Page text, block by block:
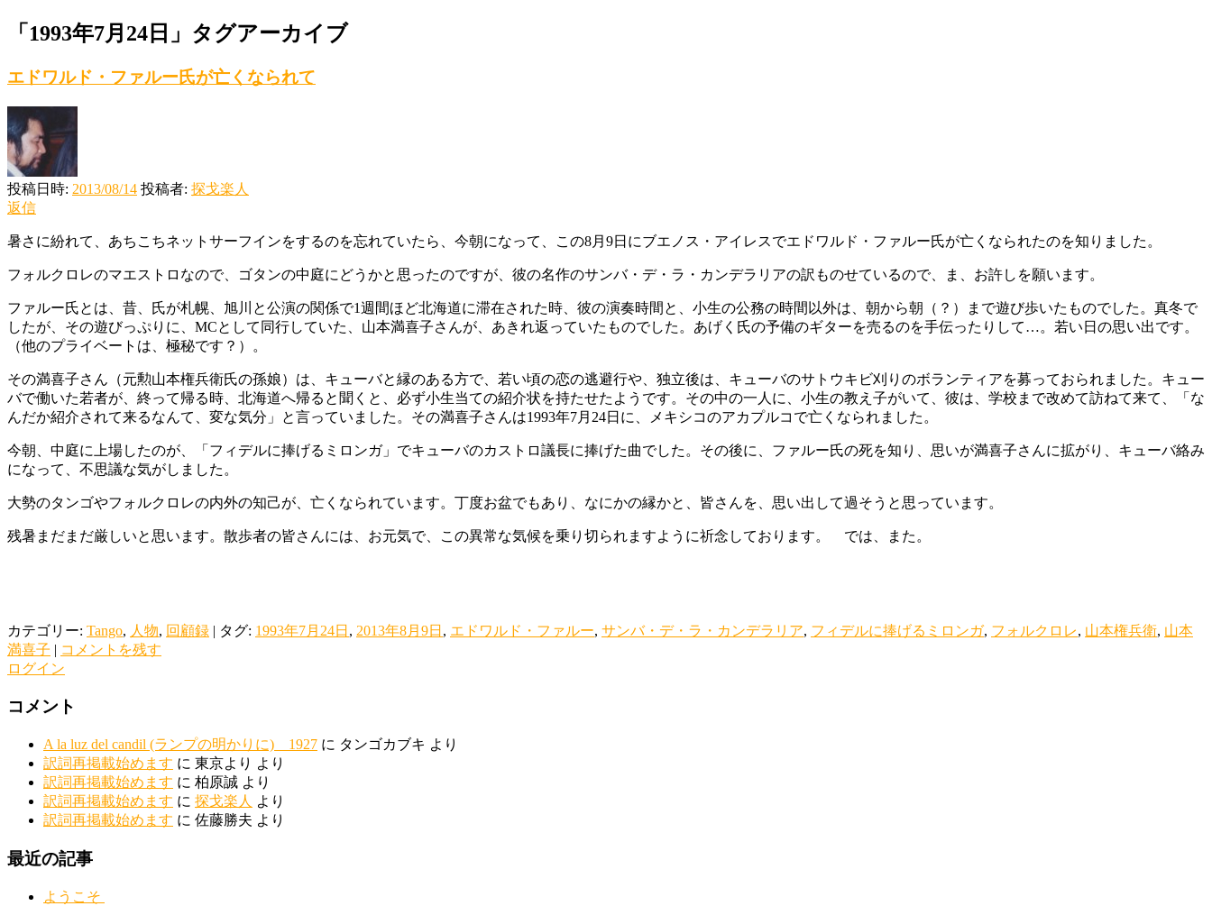
「 1993年7月24日 」タグアーカイブ
エドワルド・ファルー氏が亡くなられて
投稿日時: 2013/08/14 投稿者: 探戈楽人
返信
暑さに紛れて、あちこちネットサーフインをするのを忘れていたら、今朝になって、この8月9日にブエノス・アイレスでエドワルド・ファルー氏が亡くなられたのを知りました。
フォルクロレのマエストロなので、ゴタンの中庭にどうかと思ったのですが、彼の名作のサンバ・デ・ラ・カンデラリアの訳ものせているので、ま、お許しを願います。
ファルー氏とは、昔、氏が札幌、旭川と公演の関係で1週間ほど北海道に滞在された時、彼の演奏時間と、小生の公務の時間以外は、朝から朝（？）まで遊び歩いたものでした。真冬で
したが、その遊びっぷりに、MCとして同行していた、山本満喜子さんが、あきれ返っていたものでした。あげく氏の予備のギターを売るのを手伝ったりして…。若い日の思い出です。
（他のプライベートは、極秘です？）。
その満喜子さん（元勲山本権兵衛氏の孫娘）は、キューバと縁のある方で、若い頃の恋の逃避行や、独立後は、キューバのサトウキビ刈りのボランティアを募っておられました。キュー
バで働いた若者が、終って帰る時、北海道へ帰ると聞くと、必ず小生当ての紹介状を持たせたようです。その中の一人に、小生の教え子がいて、彼は、学校まで改めて訪ねて来て、「な
んだか紹介されて来るなんて、変な気分」と言っていました。その満喜子さんは1993年7月24日に、メキシコのアカプルコで亡くなられました。
今朝、中庭に上場したのが、「フィデルに捧げるミロンガ」でキューバのカストロ議長に捧げた曲でした。その後に、ファルー氏の死を知り、思いが満喜子さんに拡がり、キューバ絡み
になって、不思議な気がしました。
大勢のタンゴやフォルクロレの内外の知己が、亡くなられています。丁度お盆でもあり、なにかの縁かと、皆さんを、思い出して過そうと思っています。
残暑まだまだ厳しいと思います。散歩者の皆さんには、お元気で、この異常な気候を乗り切られますように祈念しております。 では、また。
カテゴリー: Tango, 人物, 回顧録 | タグ: 1993年7月24日 , 2013年8月9日 , エドワルド・ファルー, サンバ・デ・ラ・カンデラリア, フィデルに捧げるミロンガ, フォルクロレ, 山本権兵衛, 山本
満喜子 | コメントを残す
ログイン
コメント
A la luz del candil (ランプの明かりに) 1927 に タンゴカブキ より
訳詞再掲載始めます に 東京より より
訳詞再掲載始めます に 柏原誠 より
訳詞再掲載始めます に 探戈楽人 より
訳詞再掲載始めます に 佐藤勝夫 より
最近の記事
ようこそ